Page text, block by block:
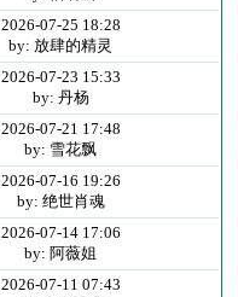
2026-07-25 18:28
by: 放肆的精灵
2026-07-23 15:33
by: 丹杨
2026-07-21 17:48
by: 雪花飘
2026-07-16 19:26
by: 绝世肖魂
2026-07-14 17:06
by: 阿薇姐
2026-07-11 07:43